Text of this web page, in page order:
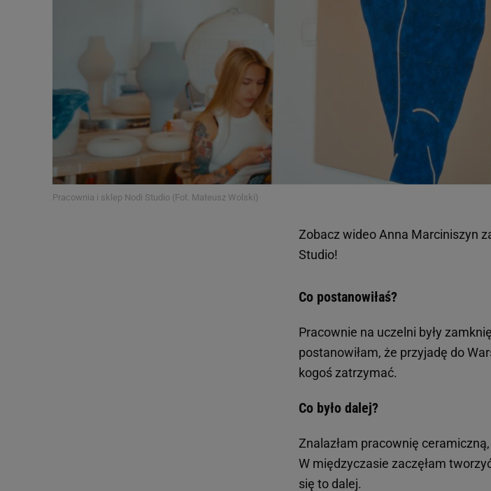
Pracownia i sklep Nodi Studio (Fot. Mateusz Wolski)
Zobacz wideo Anna Marciniszyn
Studio!
Co postanowiłaś?
Pracownie na uczelni były
postanowiłam, że przyjadę do
kogoś zatrzymać.
Co było dalej?
Znalazłam pracownię
W międzyczasie zaczęłam
się to dalej.